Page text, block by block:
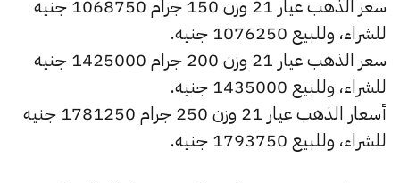
سعر الذهب عيار 21 وزن 150 جرام 1068750 جنيه
للشراء، وللبيع 1076250 جنيه.
سعر الذهب عيار 21 وزن 200 جرام 1425000 جنيه
للشراء، وللبيع 1435000 جنيه.
أسعار الذهب عيار 21 وزن 250 جرام 1781250 جنيه
للشراء، وللبيع 1793750 جنيه.